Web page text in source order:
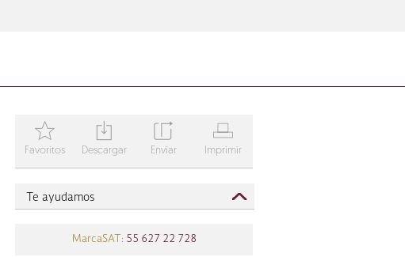
T
Favoritos
Y
Descargar
Z
Enviar
V
Imprimir
Te ayudamos
MarcaSAT: 55 627 22 728